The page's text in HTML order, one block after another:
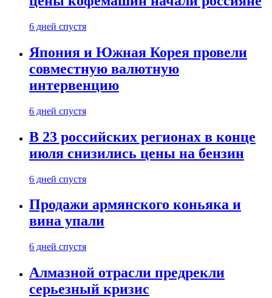
6 дней спустя
Япония и Южная Корея провели
совместную валютную
интервенцию
6 дней спустя
В 23 российских регионах в конце
июля снизились цены на бензин
6 дней спустя
Продажи армянского коньяка и
вина упали
6 дней спустя
Алмазной отрасли предрекли
серьезный кризис